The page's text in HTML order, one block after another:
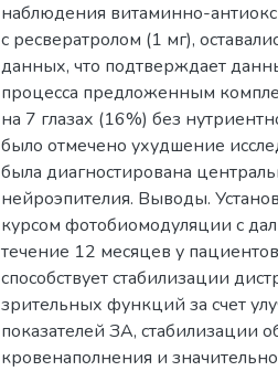
наблюдения витаминно-
с ресвератролом (1 мг),
данных, что подтверждает
процесса предложенным
на 7 глазах (16%) без
было отмечено ухудшение
была диагностирована
нейроэпителия. Выводы.
курсом фотобиомодуляции с
течение 12 месяцев у
способствует стабилизации
зрительных функций за счет
показателей ЗА, стабилизации
кровенаполнения и